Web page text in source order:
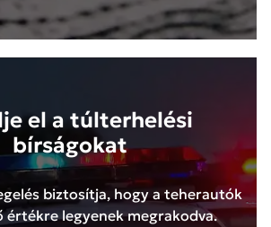
el a túlterhelési
bírságokat
biztosítja, hogy a teherautók
értékre legyenek megrakodva.